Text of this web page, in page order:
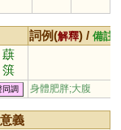
詞例(解釋) / 備註
蕻
篊
同調 身體肥胖;大腹
義